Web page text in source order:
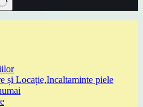
și Locație,Incaltaminte piele